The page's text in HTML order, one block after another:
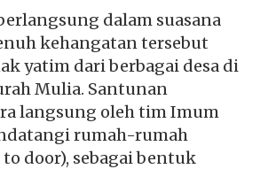
dalam suasana
kehangatan tersebut
yatim dari berbagai desa di
Mulia. Santunan
langsung oleh tim Imum
rumah-rumah
door), sebagai bentuk